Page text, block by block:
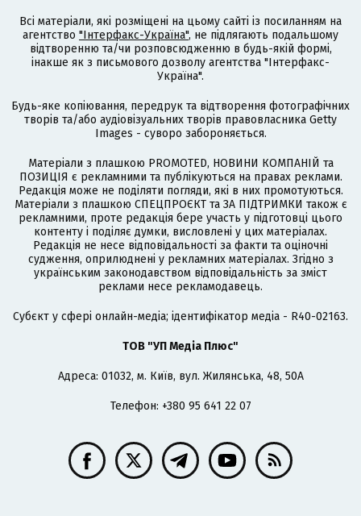
Всі матеріали, які розміщені на цьому сайті із посиланням на
агентство "Інтерфакс-Україна", не підлягають подальшому
відтворенню та/чи розповсюдженню в будь-якій формі,
інакше як з письмового дозволу агентства "Інтерфакс-
Україна".
Будь-яке копіювання, передрук та відтворення фотографічних
творів та/або аудіовізуальних творів правовласника Getty
Images - суворо забороняється.
Матеріали з плашкою PROMOTED, НОВИНИ КОМПАНІЙ та
ПОЗИЦІЯ є рекламними та публікуються на правах реклами.
Редакція може не поділяти погляди, які в них промотуються.
Матеріали з плашкою СПЕЦПРОЄКТ та ЗА ПІДТРИМКИ також є
рекламними, проте редакція бере участь у підготовці цього
контенту і поділяє думки, висловлені у цих матеріалах.
Редакція не несе відповідальності за факти та оціночні
судження, оприлюднені у рекламних матеріалах. Згідно з
українським законодавством відповідальність за зміст
реклами несе рекламодавець.
Cубєкт у сфері онлайн-медіа; ідентифікатор медіа - R40-02163.
ТОВ "УП Медіа Плюс"
Адреса: 01032, м. Київ, вул. Жилянська, 48, 50А
Телефон: +380 95 641 22 07